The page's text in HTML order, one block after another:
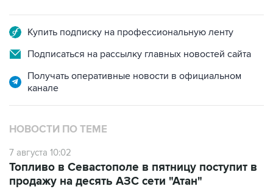
Купить подписку на профессиональную ленту
Подписаться на рассылку главных новостей сайта
Получать оперативные новости в официальном
канале
НОВОСТИ ПО ТЕМЕ
7 августа 10:02
Топливо в Севастополе в пятницу поступит в
продажу на десять АЗС сети "Атан"